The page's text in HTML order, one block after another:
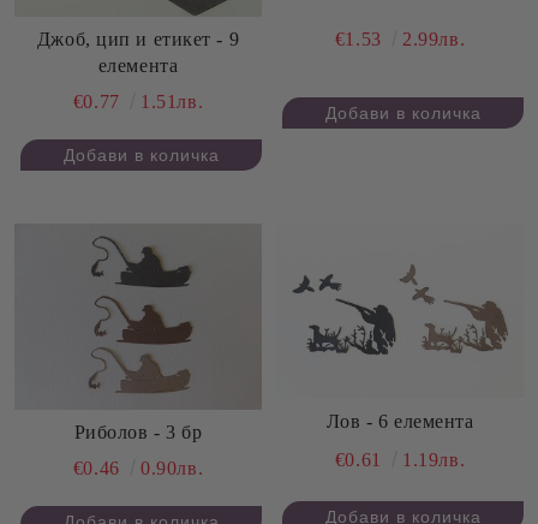
Джоб, цип и етикет - 9
елемента
€0.77
1.51лв.
€1.53 2.99лв.
Риболов - 3 бр
€0.46
0.90лв.
Лов - 6 елемента
€0.61
1.19лв.